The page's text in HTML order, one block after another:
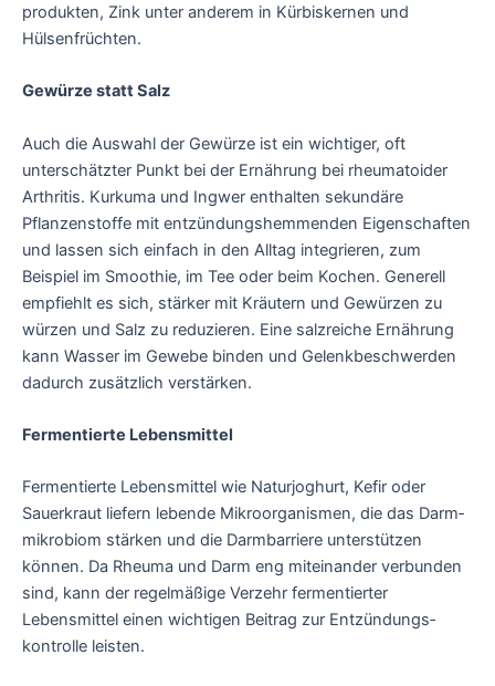
produkten, Zink unter anderem in Kürbis­kernen und
Hülsenfrüchten.
Gewürze statt Salz
Auch die Auswahl der Gewürze ist ein wichtiger, oft
unterschätzter Punkt bei der Ernährung bei rheumatoider
Arthritis. Kurkuma und Ingwer enthalten sekundäre
Pflanzenstoffe mit entzündungs­hemmenden Eigenschaften
und lassen sich einfach in den Alltag integrieren, zum
Beispiel im Smoothie, im Tee oder beim Kochen. Generell
empfiehlt es sich, stärker mit Kräutern und Gewürzen zu
würzen und Salz zu reduzieren. Eine salzreiche Ernährung
kann Wasser im Gewebe binden und Gelenk­beschwerden
dadurch zusätzlich verstärken.
Fermentierte Lebensmittel
Fermentierte Lebensmittel wie Naturjoghurt, Kefir oder
Sauerkraut liefern lebende Mikro­organismen, die das Darm­
mikrobiom stärken und die Darmbarriere unterstützen
können. Da Rheuma und Darm eng miteinander verbunden
sind, kann der regelmäßige Verzehr fermentierter
Lebensmittel einen wichtigen Beitrag zur Entzündungs­
kontrolle leisten.